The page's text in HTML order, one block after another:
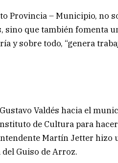
Provincia – Municipio, no
sino que también fomenta
y sobre todo, “genera
Valdés hacia el
de Cultura para
Martín Jetter hizo
Guiso de Arroz.